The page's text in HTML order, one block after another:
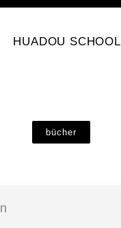
HUADOU SCHOOL
bücher